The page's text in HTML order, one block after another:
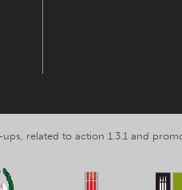
related to action 1.3.1 and